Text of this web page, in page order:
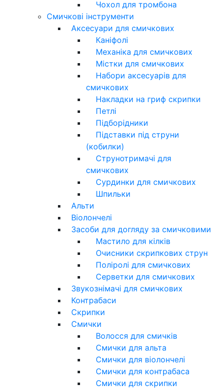
Чохол для тромбона
Смичкові інструменти
Аксесуари для смичкових
Каніфолі
Механіка для смичкових
Містки для смичкових
Набори аксесуарів для
смичкових
Накладки на гриф скрипки
Петлі
Підборідники
Підставки під струни
(кобилки)
Струнотримачі для
смичкових
Сурдинки для смичкових
Шпильки
Альти
Віолончелі
Засоби для догляду за смичковими
Мастило для кілків
Очисники скрипкових струн
Поліролі для смичкових
Серветки для смичкових
Звукознімачі для смичкових
Контрабаси
Скрипки
Смички
Волосся для смичків
Смички для альта
Смички для віолончелі
Смички для контрабаса
Смички для скрипки